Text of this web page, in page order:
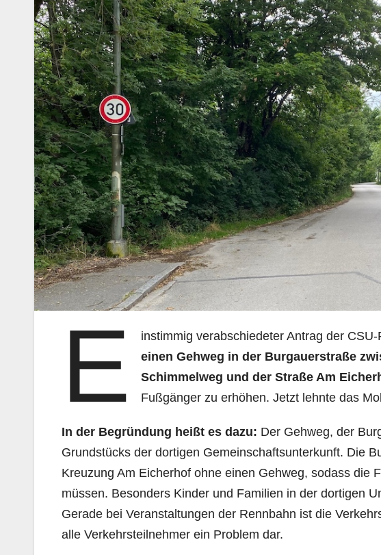
E instimmig verabschiedeter Antrag der
einen Gehweg in der Burgauerstraße
Schimmelweg und der Straße Am
Fußgänger zu erhöhen. Jetzt lehnte das
In der Begründung heißt es dazu: Der Gehweg, der
Grundstücks der dortigen Gemeinschaftsunterkunft. Die
Kreuzung Am Eicherhof ohne einen Gehweg, sodass die
müssen. Besonders Kinder und Familien in der dortigen
Gerade bei Veranstaltungen der Rennbahn ist die
alle Verkehrsteilnehmer ein Problem dar.